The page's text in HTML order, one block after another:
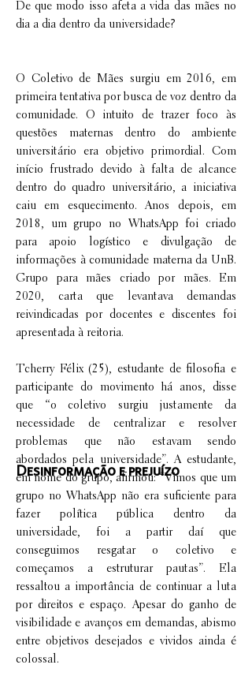
De que modo isso afeta a vida das mães no
dia a dia dentro da universidade?
O Coletivo de Mães surgiu em 2016, em
primeira tentativa por busca de voz dentro da
comunidade. O intuito de trazer foco às
questões maternas dentro do ambiente
universitário era objetivo primordial. Com
início frustrado devido à falta de alcance
dentro do quadro universitário, a iniciativa
caiu em esquecimento. Anos depois, em
2018, um grupo no WhatsApp foi criado
para apoio logístico e divulgação de
informações à comunidade materna da UnB.
Grupo para mães criado por mães. Em
2020, carta que levantava demandas
reivindicadas por docentes e discentes foi
apresentada à reitoria.
Tcherry Félix (25), estudante de filosofia e
participante do movimento há anos, disse
que “o coletivo surgiu justamente da
necessidade de centralizar e resolver
problemas que não estavam sendo
abordados pela universidade”. A estudante,
em nome do grupo, afirmou: “Vimos que um
grupo no WhatsApp não era suficiente para
fazer política pública dentro da
universidade, foi a partir daí que
conseguimos resgatar o coletivo e
começamos a estruturar pautas”. Ela
ressaltou a importância de continuar a luta
por direitos e espaço. Apesar do ganho de
visibilidade e avanços em demandas, abismo
entre objetivos desejados e vividos ainda é
colossal.
Desinformação e prejuízo